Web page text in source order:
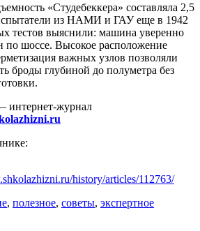
«Студебеккера» составляла 2,5
из НАМИ и ГАУ еще в 1942
тестов выяснили: машина уверенно
по шоссе. Высокое расположение
важных узлов позволяли
броды глубиной до полуметра без
интернет-журнал
history/articles/112763/
, полезное, советы, экспертное